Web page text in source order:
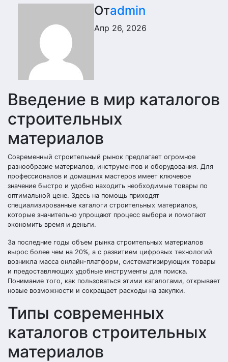
Отadmin
Апр 26, 2026
Введение в мир каталогов
строительных
материалов
Современный строительный рынок предлагает огромное
разнообразие материалов, инструментов и оборудования. Для
профессионалов и домашних мастеров имеет ключевое
значение быстро и удобно находить необходимые товары по
оптимальной цене. Здесь на помощь приходят
специализированные каталоги строительных материалов,
которые значительно упрощают процесс выбора и помогают
экономить время и деньги.
За последние годы объем рынка строительных материалов
вырос более чем на 20%, а с развитием цифровых технологий
возникла масса онлайн-платформ, систематизирующих товары
и предоставляющих удобные инструменты для поиска.
Понимание того, как пользоваться этими каталогами, открывает
новые возможности и сокращает расходы на закупки.
Типы современных
каталогов строительных
материалов